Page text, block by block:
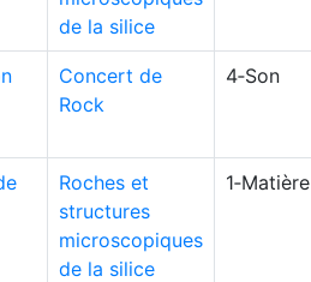
de la silice
Concert de
Rock
4‑Son
Roches et
structures
microscopiques
de la silice
1‑Matière